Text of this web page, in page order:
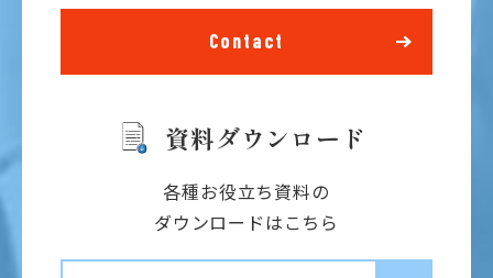
Contact
資料ダウンロード
各種お役立ち資料の
ダウンロードはこちら